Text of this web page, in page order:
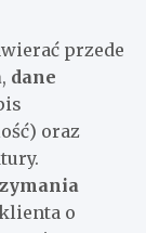
przede
, dane
oraz
o